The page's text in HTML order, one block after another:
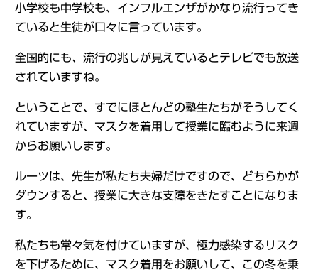
小学校も中学校も、インフルエンザがかなり流行ってき
ていると生徒が口々に言っています。
全国的にも、流行の兆しが見えているとテレビでも放送
されていますね。
ということで、すでにほとんどの塾生たちがそうしてく
れていますが、マスクを着用して授業に臨むように来週
からお願いします。
ルーツは、先生が私たち夫婦だけですので、どちらかが
ダウンすると、授業に大きな支障をきたすことになりま
す。
私たちも常々気を付けていますが、極力感染するリスク
を下げるために、マスク着用をお願いして、この冬を乗